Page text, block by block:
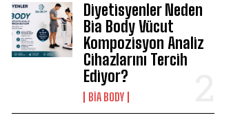
Diyetisyenler Neden
Bia Body Vücut
Kompozisyon Analiz
Cihazlarını Tercih
Ediyor?
BIA BODY